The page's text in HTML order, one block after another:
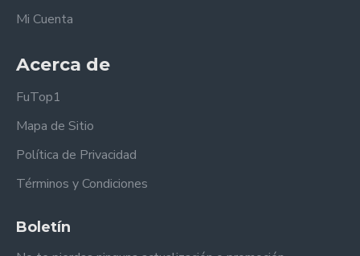
Mi Cuenta
Acerca de
FuTop1
Mapa de Sitio
Política de Privacidad
Términos y Condiciones
Boletín